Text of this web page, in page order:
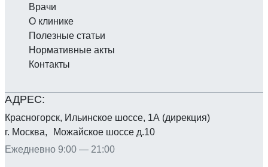
Красногорск, Ильинское шоссе, 1А (дирекция)
г. Москва, Можайское шоссе д.10
Ежедневно 9:00 — 21:00
Врачи
О клинике
Полезные статьи
Нормативные акты
Контакты